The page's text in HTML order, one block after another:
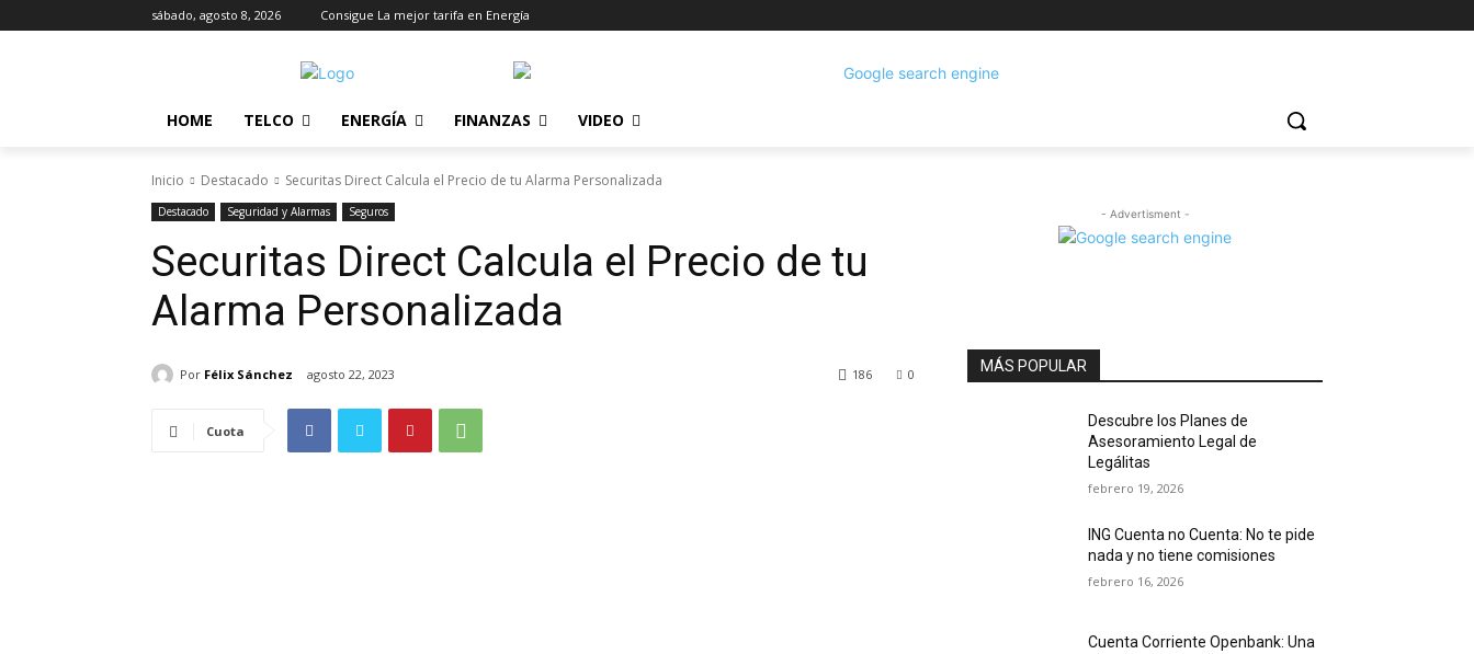
sábado, agosto 8, 2026 Consigue La mejor tarifa en Energía
HOME TELCO ENERGÍA FINANZAS VIDEO
Inicio Destacado Securitas Direct Calcula el Precio de tu Alarma Personalizada
Destacado Seguridad y Alarmas Seguros
Securitas Direct Calcula el Precio de tu
Alarma Personalizada
Por Félix Sánchez agosto 22, 2023 0
186
Cuota
- Advertisment -
MÁS POPULAR
Descubre los Planes de
Asesoramiento Legal de
Legálitas
febrero 19, 2026
ING Cuenta no Cuenta: No te pide
nada y no tiene comisiones
febrero 16, 2026
Cuenta Corriente Openbank: Una